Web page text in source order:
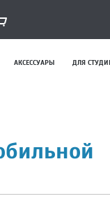
АКСЕССУАРЫ ДЛЯ